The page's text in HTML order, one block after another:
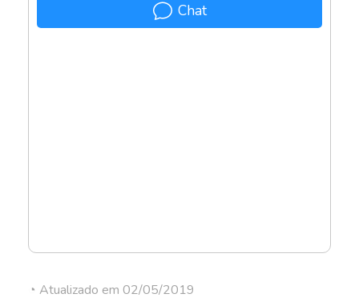
Chat
◔ Atualizado em 02/05/2019